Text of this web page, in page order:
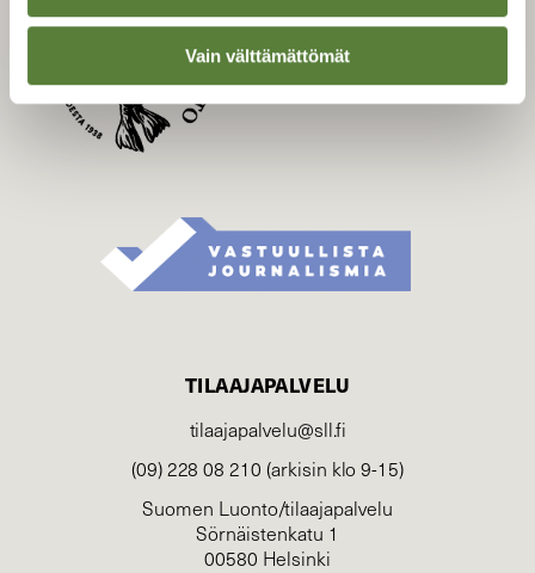
Vain välttämättömät
Suomen Luonto -lehden
kustantaja on
luonnonsuojelu­liitto
TILAAJAPALVELU
tilaajapalvelu@sll.fi
(09) 228 08 210 (arkisin klo 9-15)
Suomen Luonto/tilaajapalvelu
Sörnäistenkatu 1
00580 Helsinki